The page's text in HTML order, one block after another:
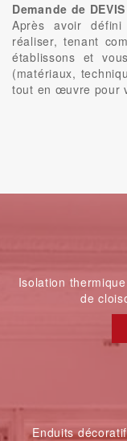
Demande de
Après avoir
réaliser, tenant
établissons et
(matériaux,
tout en œuvre pour
Isolation
de
Enduits